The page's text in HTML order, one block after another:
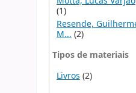
(1)
Resende,
M... (2)
Tipos de materiais
Livros (2)